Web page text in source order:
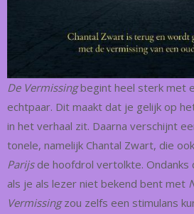
De Vermissingbegint heel sterk met
echtpaar. Dit maakt dat je gelijk op
in het verhaal zit. Daarna verschijnt
tonele, namelijk Chantal Zwart, die
Parijs de hoofdrol vertolkte.
als je als lezer niet bekend bent met
Vermissingzou zelfs een stimulans